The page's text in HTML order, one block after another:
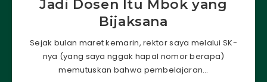
Jadi Dosen Itu Mbok yang
Bijaksana
Sejak bulan maret kemarin, rektor saya melalui SK-
nya (yang saya nggak hapal nomor berapa)
memutuskan bahwa pembelajaran…